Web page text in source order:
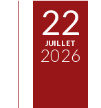
22
JUILLET
2026